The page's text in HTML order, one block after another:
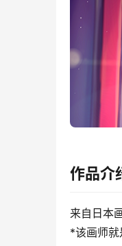
作品介
来自日本
*该画师就